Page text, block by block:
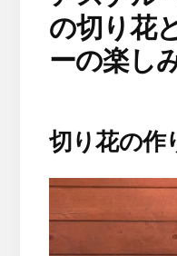
の切り花
ーの楽し
切り花の作